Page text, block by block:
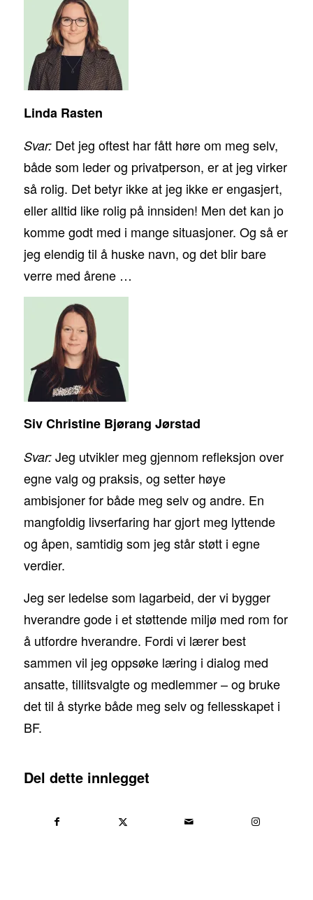
Linda Rasten
Svar: Det jeg oftest har fått høre om meg selv,
både som leder og privatperson, er at jeg virker
så rolig. Det betyr ikke at jeg ikke er engasjert,
eller alltid like rolig på innsiden! Men det kan jo
komme godt med i mange situasjoner. Og så er
jeg elendig til å huske navn, og det blir bare
verre med årene …
Siv Christine Bjørang Jørstad
Svar: Jeg utvikler meg gjennom refleksjon over
egne valg og praksis, og setter høye
ambisjoner for både meg selv og andre. En
mangfoldig livserfaring har gjort meg lyttende
og åpen, samtidig som jeg står støtt i egne
verdier.
Jeg ser ledelse som lagarbeid, der vi bygger
hverandre gode i et støttende miljø med rom for
å utfordre hverandre. Fordi vi lærer best
sammen vil jeg oppsøke læring i dialog med
ansatte, tillitsvalgte og medlemmer – og bruke
det til å styrke både meg selv og fellesskapet i
BF.
Del dette innlegget